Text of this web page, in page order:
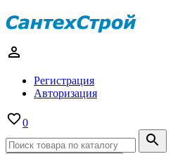
Регистрация
Авторизация
0